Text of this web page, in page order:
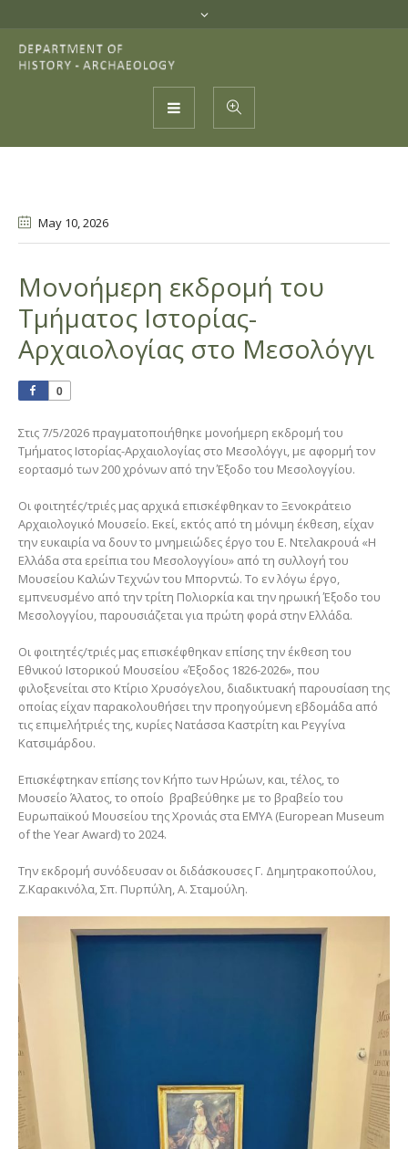
May 10, 2026
Μονοήμερη εκδρομή του
Τμήματος Ιστορίας-
Αρχαιολογίας στο Μεσολόγγι
0
Στις 7/5/2026 πραγματοποιήθηκε μονοήμερη εκδρομή του
Τμήματος Ιστορίας-Αρχαιολογίας στο Μεσολόγγι, με αφορμή τον
εορτασμό των 200 χρόνων από την Έξοδο του Μεσολογγίου.
Οι φοιτητές/τριές μας αρχικά επισκέφθηκαν το Ξενοκράτειο
Αρχαιολογικό Μουσείο. Εκεί, εκτός από τη μόνιμη έκθεση, είχαν
την ευκαιρία να δουν το μνημειώδες έργο του Ε. Ντελακρουά «Η
Ελλάδα στα ερείπια του Μεσολογγίου» από τη συλλογή του
Μουσείου Καλών Τεχνών του Μπορντώ. Το εν λόγω έργο,
εμπνευσμένο από την τρίτη Πολιορκία και την ηρωική Έξοδο του
Μεσολογγίου, παρουσιάζεται για πρώτη φορά στην Ελλάδα.
Οι φοιτητές/τριές μας επισκέφθηκαν επίσης την έκθεση του
Εθνικού Ιστορικού Μουσείου «Έξοδος 1826-2026», που
φιλοξενείται στο Κτίριο Χρυσόγελου, διαδικτυακή παρουσίαση της
οποίας είχαν παρακολουθήσει την προηγούμενη εβδομάδα από
τις επιμελήτριές της, κυρίες Νατάσσα Καστρίτη και Ρεγγίνα
Κατσιμάρδου.
Επισκέφτηκαν επίσης τον Κήπο των Ηρώων, και, τέλος, το
Μουσείο Άλατος, το οποίο βραβεύθηκε με το βραβείο του
Ευρωπαϊκού Μουσείου της Χρονιάς στα ΕΜΥΑ (European Museum
of the Year Award) το 2024.
Την εκδρομή συνόδευσαν οι διδάσκουσες Γ. Δημητρακοπούλου,
Ζ.Καρακινόλα, Σπ. Πυρπύλη, Α. Σταμούλη.